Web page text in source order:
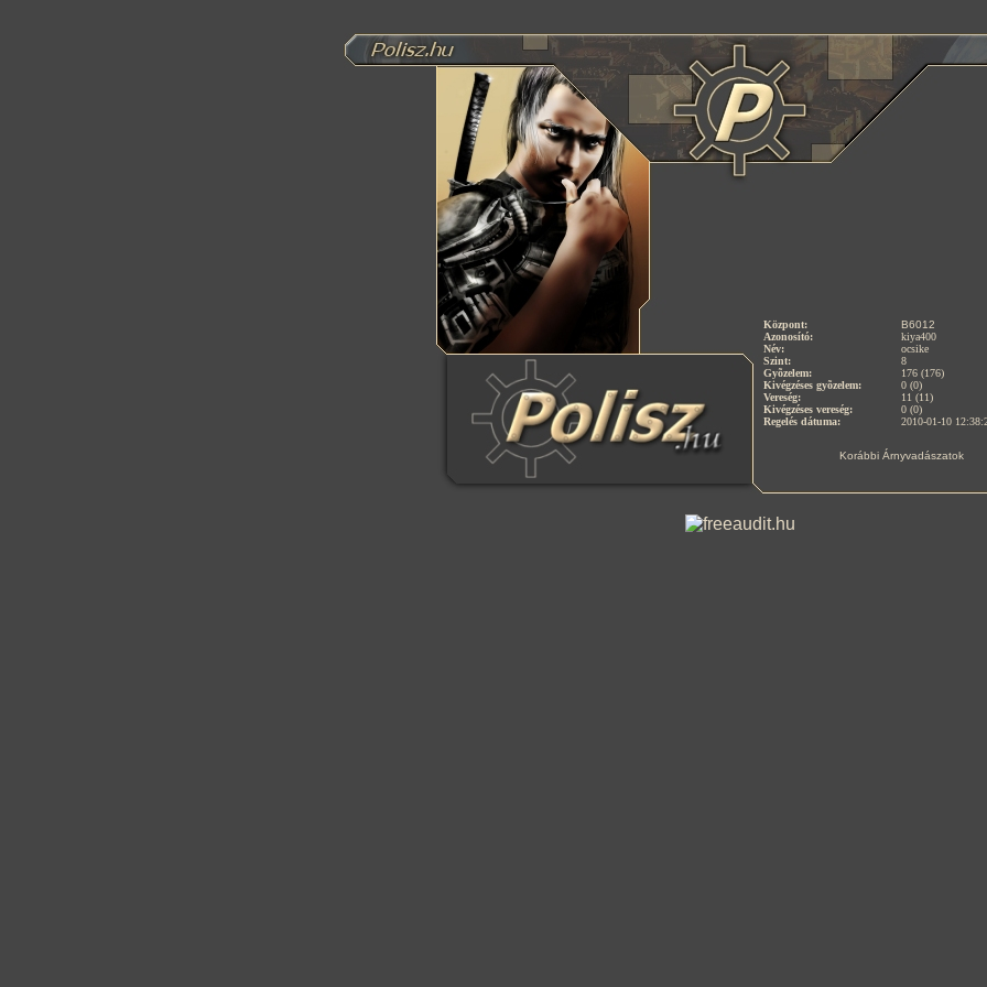
Központ:
B6012
Azonosító:
kiya400
Név:
ocsike
Szint:
8
Gyõzelem:
176 (176)
Kivégzéses gyõzelem:
0 (0)
Vereség:
11 (11)
Kivégzéses vereség:
0 (0)
Regelés dátuma:
2010-01-10
Korábbi Árnyvadászatok